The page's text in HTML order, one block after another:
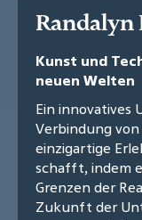
Randalyn
Kunst und
neuen Welten
Ein innovatives
Verbindung
einzigartige
schafft, indem
Grenzen der
Zukunft der